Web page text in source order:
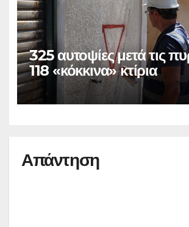
325 αυτοψίες μετά τις
118 «κόκκινα» κτίρια
Απάντηση